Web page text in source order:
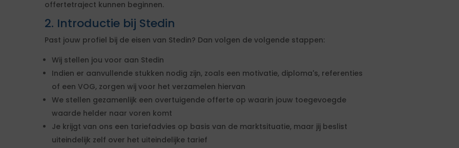
offertetraject kunnen beginnen.
2. Introductie bij Stedin
Past jouw profiel bij de eisen van Stedin? Dan volgen de volgende stappen:
Wij stellen jou voor aan Stedin
Indien er aanvullende stukken nodig zijn, zoals een motivatie, diploma's, referenties
of een VOG, zorgen wij voor het verzamelen hiervan
We stellen gezamenlijk een overtuigende offerte op waarin jouw toegevoegde
waarde helder naar voren komt
Je krijgt van ons een tariefadvies op basis van de marktsituatie, maar jij beslist
uiteindelijk zelf over het uiteindelijke tarief